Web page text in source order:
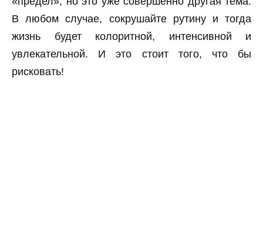
В любом случае, сокрушайте рутину и тогда
жизнь будет колоритной, интенсивной и
увлекательной. И это стоит того, что бы
рисковать!